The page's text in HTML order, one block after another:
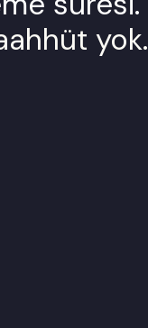
yok.